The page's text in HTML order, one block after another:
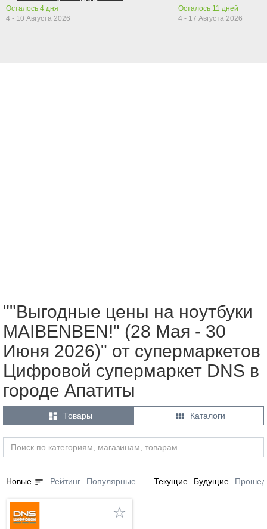
Осталось 4 дня
4 - 10 Августа 2026
Осталось 11 дней
4 - 17 Августа 2026
""Выгодные цены на ноутбуки
MAIBENBEN!" (28 Мая - 30
Июня 2026)" от супермаркетов
Цифровой супермаркет DNS в
городе Апатиты
 Товары  Каталоги
Новые sort Рейтинг Популярные Текущие Будущие